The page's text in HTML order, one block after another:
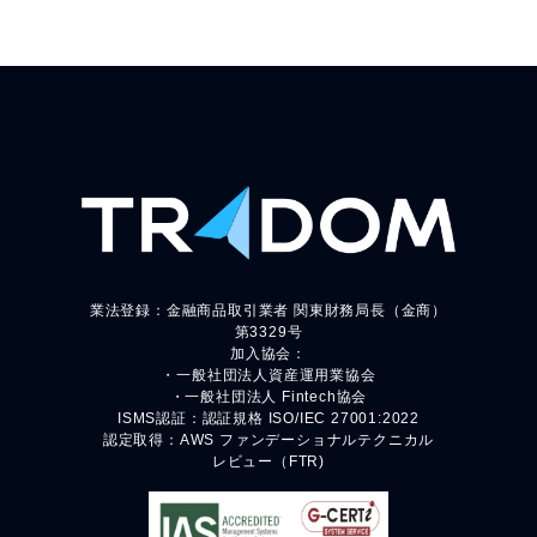
業法登録：金融商品取引業者 関東財務局長（金商）
第3329号
加入協会：
・一般社団法人資産運用業協会
・一般社団法人 Fintech協会
ISMS認証：認証規格 ISO/IEC 27001:2022
認定取得：AWS ファンデーショナルテクニカル
レビュー（FTR)